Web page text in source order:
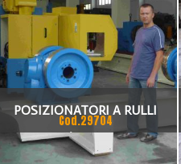
POSIZIONATORI A RULLI
150/200 TON
Cod.29704